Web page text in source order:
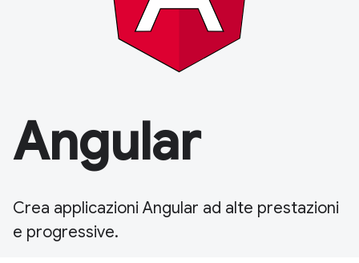
Angular
Crea applicazioni Angular ad alte prestazioni
e progressive.